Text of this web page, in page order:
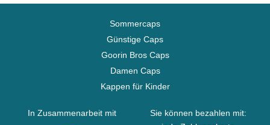
Sommercaps
Günstige Caps
Goorin Bros Caps
Damen Caps
Kappen für Kinder
In Zusammenarbeit mit
Sie können bezahlen mit: